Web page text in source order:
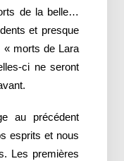
de la belle…
et presque
« morts de Lara
ci ne seront
au précédent
esprits et nous
Les premières